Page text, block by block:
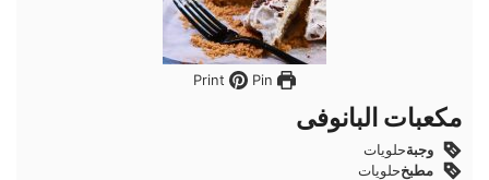
Pin
مكعبات البانوفى
وجبةحلويات
مطبخحلويات